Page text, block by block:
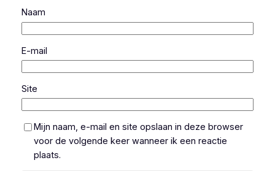
Naam
E-mail
Site
Mijn naam, e-mail en site opslaan in deze browser
voor de volgende keer wanneer ik een reactie
plaats.